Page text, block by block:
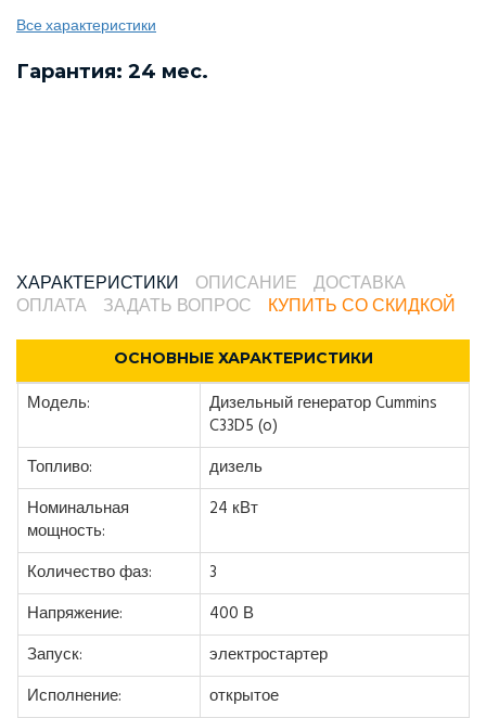
Все характеристики
Гарантия: 24 мес.
ХАРАКТЕРИСТИКИ ОПИСАНИЕ
ДОСТАВКА
ОПЛАТА
ЗАДАТЬ ВОПРОС КУПИТЬ СО СКИДКОЙ
ОСНОВНЫЕ ХАРАКТЕРИСТИКИ
Модель:
Дизельный генератор Cummins
C33D5 (o)
Топливо:
дизель
Номинальная
мощность:
24 кВт
Количество фаз:
3
Напряжение:
400 В
Запуск:
электростартер
Исполнение:
открытое